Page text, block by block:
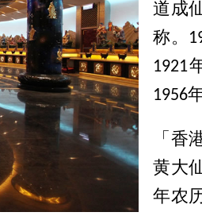
道成
称。
1921
1956
「香
黄大
年农